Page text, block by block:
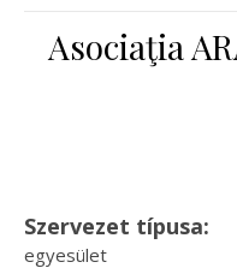
Asociaţia
Szervezet típusa:
egyesület